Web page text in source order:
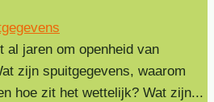
al jaren om openheid van
zijn spuitgegevens, waarom
hoe zit het wettelijk? Wat zijn...